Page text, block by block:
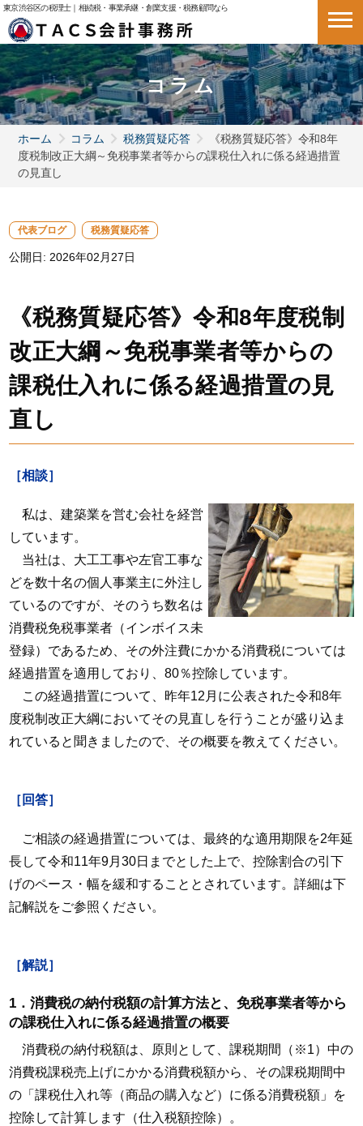
東京渋谷区の税理士｜相続税・事業承継・創業支援・税務顧問なら
コラム
ホーム コラム 税務質疑応答
《税務質疑応答》令和8年
度税制改正大綱～免税事業者等からの課税仕入れに係る経過措置
の見直し
代表ブログ 税務質疑応答
公開日: 2026年02月27日
《税務質疑応答》令和8年度税制
改正大綱～免税事業者等からの
課税仕入れに係る経過措置の見
直し
［相談］
私は、建築業を営む会社を経営
しています。
当社は、大工工事や左官工事な
どを数十名の個人事業主に外注し
ているのですが、そのうち数名は
消費税免税事業者（インボイス未
登録）であるため、その外注費にかかる消費税については
経過措置を適用しており、80％控除しています。
この経過措置について、昨年12月に公表された令和8年
度税制改正大綱においてその見直しを行うことが盛り込ま
れていると聞きましたので、その概要を教えてください。
［回答］
ご相談の経過措置については、最終的な適用期限を2年延
長して令和11年9月30日までとした上で、控除割合の引下
げのペース・幅を緩和することとされています。詳細は下
記解説をご参照ください。
［解説］
1．消費税の納付税額の計算方法と、免税事業者等から
の課税仕入れに係る経過措置の概要
消費税の納付税額は、原則として、課税期間（※1）中の
消費税課税売上げにかかる消費税額から、その課税期間中
の「課税仕入れ等（商品の購入など）に係る消費税額」を
控除して計算します（仕入税額控除）。